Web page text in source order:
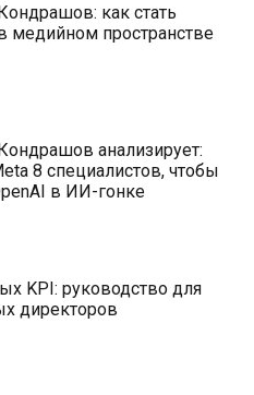
как стать
медийном пространстве
анализирует:
8 специалистов, чтобы
в ИИ-гонке
KPI: руководство для
директоров